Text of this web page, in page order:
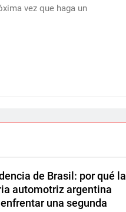
vez que haga un
de Brasil: por qué la
automotriz argentina
una segunda